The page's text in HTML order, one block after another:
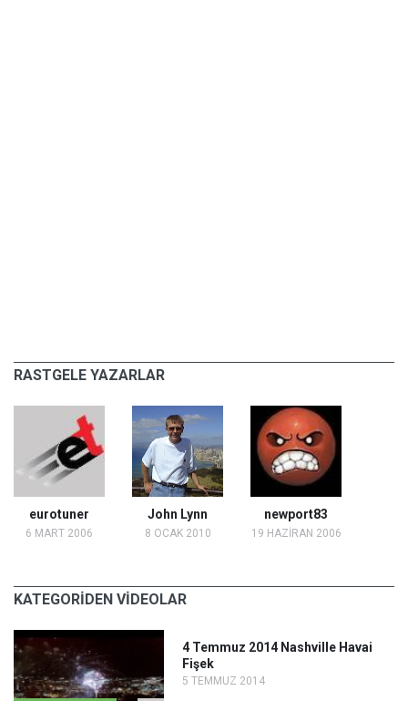
RASTGELE YAZARLAR
eurotuner
6 MART 2006
John Lynn
8 OCAK 2010
newport83
19 HAZİRAN 2006
KATEGORİDEN VİDEOLAR
4 Temmuz 2014 Nashville Havai
Fişek
5 TEMMUZ 2014